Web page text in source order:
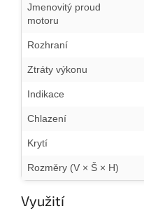
Jmenovitý proud
motoru
Rozhraní
Ztráty výkonu
Indikace
Chlazení
Krytí
Rozměry (V × Š × H)
Využití